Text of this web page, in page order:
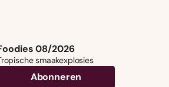
08/2026
smaakexplosies
Abonneren